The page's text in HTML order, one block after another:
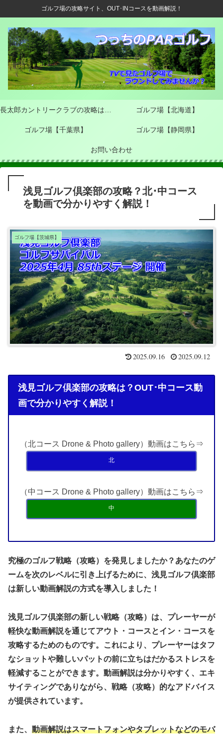
ゴルフ場の攻略サイト、OUT･INコースを動画解説！
長太郎カントリークラブの攻略は？
OUT･INコースを動画で分かりやす
ゴルフ場【北海道】
ゴルフ場【千葉県】 ゴルフ場【静岡県】
お問い合わせ
浅見ゴルフ倶楽部の攻略？北･中コース
を動画で分かりやすく解説！
ゴルフ場【茨城県】
2025.09.16 2025.09.12
浅見ゴルフ倶楽部の攻略は？OUT･中コース動
画で分かりやすく解説！
（北コース Drone & Photo gallery）動画はこちら⇒
北
（中コース Drone & Photo gallery）動画はこちら⇒
中
究極のゴルフ戦略（攻略）を発見しましたか？あなたのゲ
ームを次のレベルに引き上げるために、浅見ゴルフ倶楽部
は新しい動画解説の方式を導入しました！
浅見ゴルフ倶楽部の新しい戦略（攻略）は、プレーヤーが
軽快な動画解説を通じてアウト・コースとイン・コースを
攻略するためのものです。これにより、プレーヤーはタフ
なショットや難しいパットの前に立ちはだかるストレスを
軽減することができます。動画解説は分かりやすく、エキ
サイティングでありながら、戦略（攻略）的なアドバイス
が提供されています。
また、 動画解説はスマートフォンやタブレットなどのモバ